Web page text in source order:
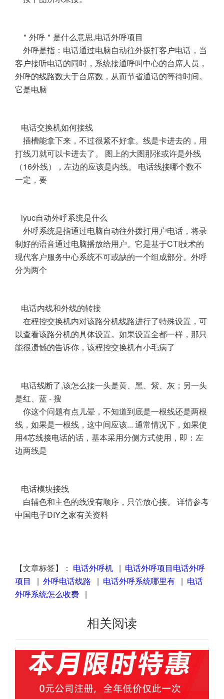
＂外呼＂是什么意思,电话外呼项目
外呼是指：电话通过电脑自动往外拨打客户电话，当
客户接听电话的同时，系统接通呼叫中心的台席人员，
外呼的线路数大于台席数，从而节省通话的等待时间。
它是电脑
电话交换机如何接线
插槽能拿下来，不过很紧不好拿。线是卡进去的，用
打线刀就可以卡进去了。 图上的大图那张或许是外线
（16外线），左边的应该是内线。 电话线接哪个数不
一定，要
lyuc自动外呼系统是什么
外呼系统是指通过电脑自动往外拨打用户电话，将录
制好的语音通过电脑播放给用户。它是基于CTI技术的
现代客户服务中心系统不可或缺的一个组成部分。外呼
分为两个
电话内线和外线的转接
在程控交换机内对该路分机线路进行了特殊设置，可
以查看该路分机的具体设置。如果设置全都一样，那只
能很遗憾的告诉你，该程控交换机有小毛病了
电话线断了,该怎么接一头是黄、黑、紫、灰；另一头
是红、蓝 - 搜
你这个问题有点儿晕，不知道到底是一根线还是两根
线，如果是一根线，这中间应该... 通常情况下，如果使
用4芯线接电话的话，基本采用分侧方式使用，即：左
边两线是
电话模块接线
白辅色和主色的线没有顺序，只管放心接。 详情参考
中国电子DIY之家有关资料
【文章标签】： 电话外呼机 | 电话外呼项目电话外呼
项目
| 外呼电话线路 | 电话外呼系统哪里有 | 电话
外呼系统怎么收费 |
相关阅读